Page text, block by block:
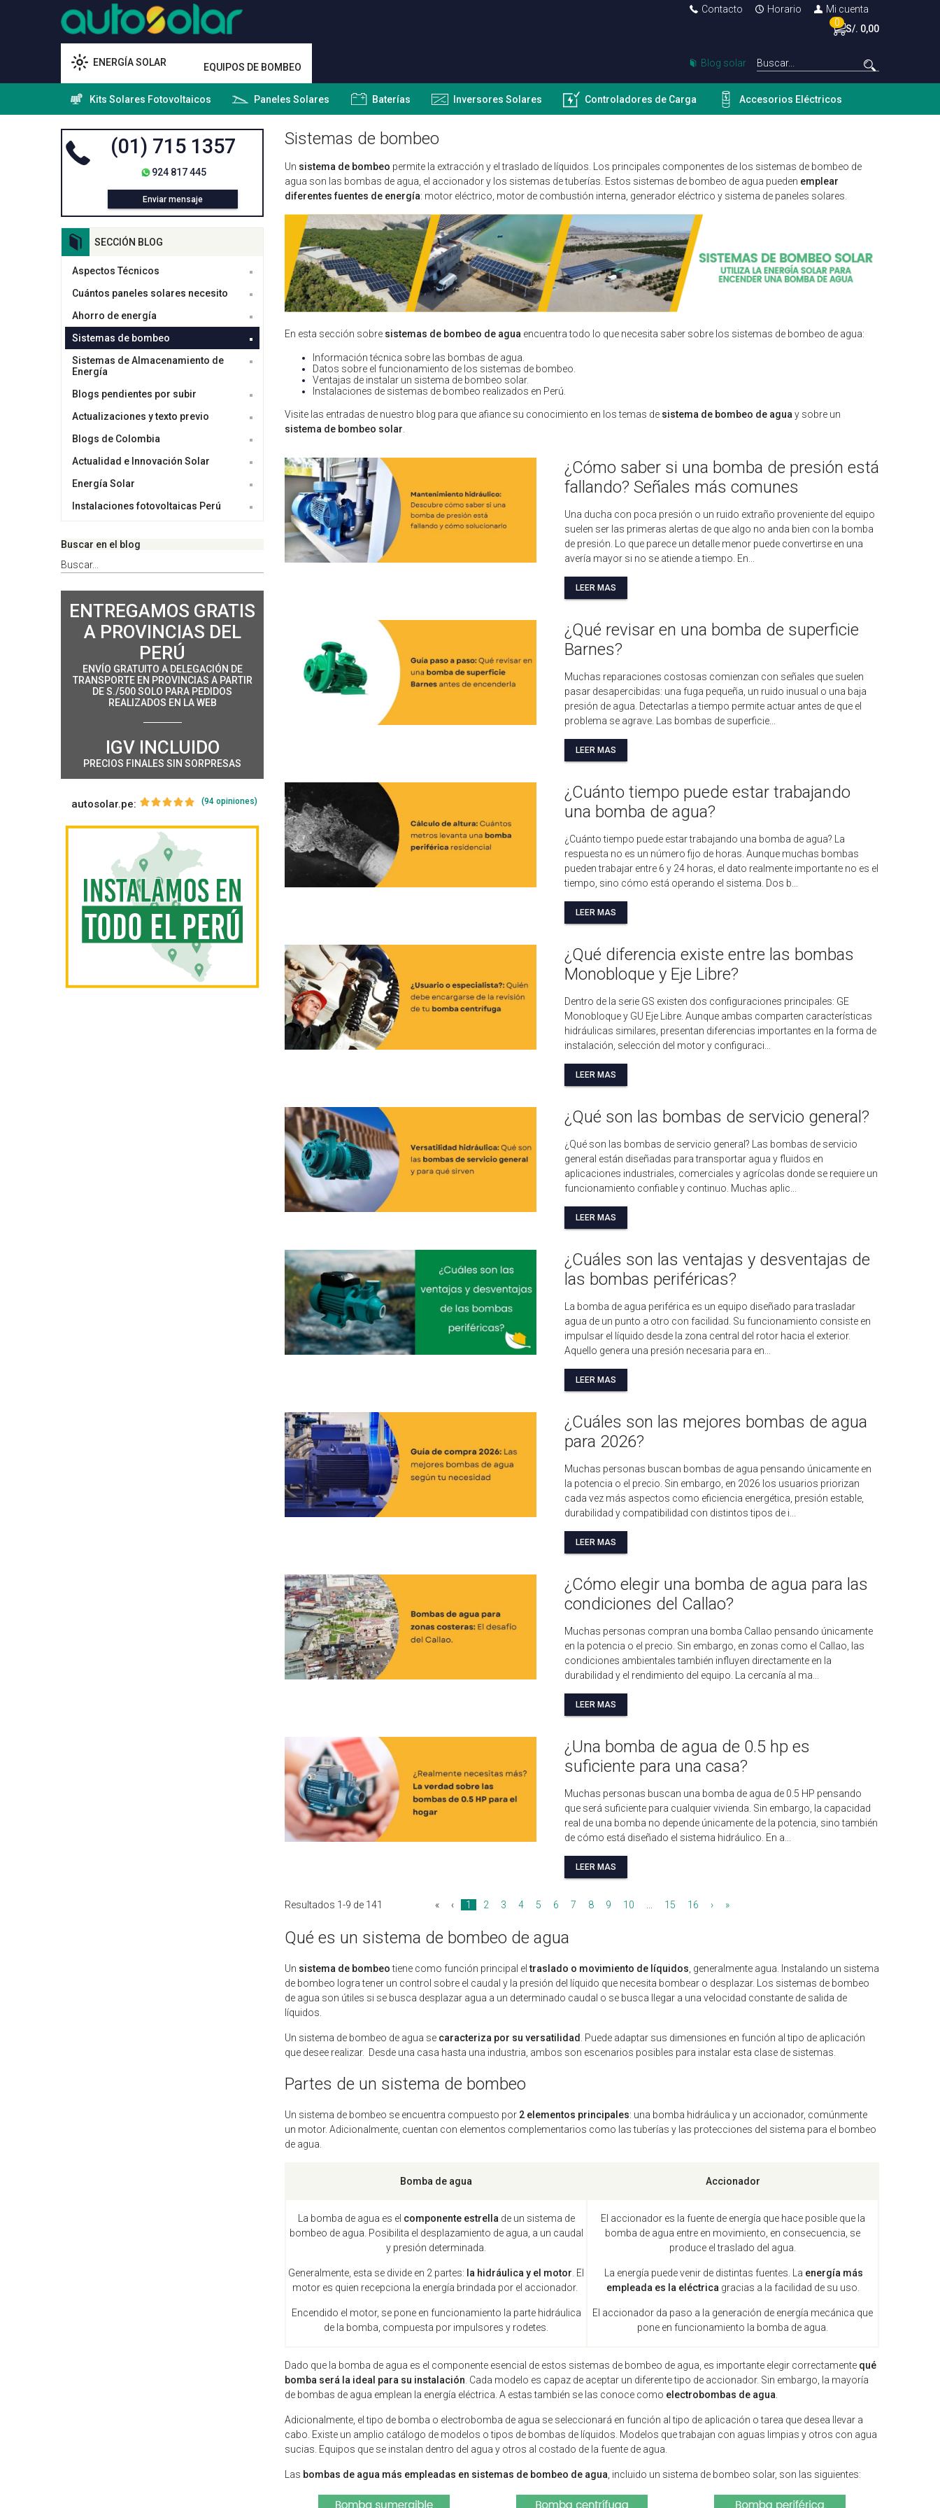
Contacto Horario
Mi cuenta
0
S/. 0,00
ENERGÍA SOLAR EQUIPOS DE BOMBEO Blog solar
Kits Solares Fotovoltaicos Paneles Solares Baterías Inversores Solares Controladores de Carga Accesorios Eléctricos
(01) 715 1357
924 817 445
Enviar mensaje
SECCIÓN BLOG
Aspectos Técnicos
Cuántos paneles solares necesito
Ahorro de energía
Sistemas de bombeo
Sistemas de Almacenamiento de
Energía
Blogs pendientes por subir
Actualizaciones y texto previo
Blogs de Colombia
Actualidad e Innovación Solar
Energía Solar
Instalaciones fotovoltaicas Perú
Buscar en el blog
ENTREGAMOS GRATIS
A PROVINCIAS DEL
PERÚ
ENVÍO GRATUITO A DELEGACIÓN DE
TRANSPORTE EN PROVINCIAS A PARTIR
DE S./500 SOLO PARA PEDIDOS
REALIZADOS EN LA WEB
IGV INCLUIDO
PRECIOS FINALES SIN SORPRESAS
autosolar.pe: (94 opiniones)
Sistemas de bombeo
Un sistema de bombeo permite la extracción y el traslado de líquidos. Los principales componentes de los sistemas de bombeo de
agua son las bombas de agua, el accionador y los sistemas de tuberías. Estos sistemas de bombeo de agua pueden emplear
diferentes fuentes de energía: motor eléctrico, motor de combustión interna, generador eléctrico y sistema de paneles solares.
En esta sección sobre sistemas de bombeo de agua encuentra todo lo que necesita saber sobre los sistemas de bombeo de agua:
Información técnica sobre las bombas de agua.
Datos sobre el funcionamiento de los sistemas de bombeo.
Ventajas de instalar un sistema de bombeo solar.
Instalaciones de sistemas de bombeo realizados en Perú.
Visite las entradas de nuestro blog para que afiance su conocimiento en los temas de sistema de bombeo de agua y sobre un
sistema de bombeo solar
¿Cómo saber si una bomba de presión está
fallando? Señales más comunes
Una ducha con poca presión o un ruido extraño proveniente del equipo
suelen ser las primeras alertas de que algo no anda bien con la bomba
de presión. Lo que parece un detalle menor puede convertirse en una
avería mayor si no se atiende a tiempo. En...
LEER MAS
¿Qué revisar en una bomba de superficie
Barnes?
Muchas reparaciones costosas comienzan con señales que suelen
pasar desapercibidas: una fuga pequeña, un ruido inusual o una baja
presión de agua. Detectarlas a tiempo permite actuar antes de que el
problema se agrave. Las bombas de superficie...
LEER MAS
¿Cuánto tiempo puede estar trabajando
una bomba de agua?
¿Cuánto tiempo puede estar trabajando una bomba de agua? La
respuesta no es un número fijo de horas. Aunque muchas bombas
pueden trabajar entre 6 y 24 horas, el dato realmente importante no es el
tiempo, sino cómo está operando el sistema. Dos b...
LEER MAS
¿Qué diferencia existe entre las bombas
Monobloque y Eje Libre?
Dentro de la serie GS existen dos configuraciones principales: GE
Monobloque y GU Eje Libre. Aunque ambas comparten características
hidráulicas similares, presentan diferencias importantes en la forma de
instalación, selección del motor y configuraci...
LEER MAS
¿Qué son las bombas de servicio general?
¿Qué son las bombas de servicio general? Las bombas de servicio
general están diseñadas para transportar agua y fluidos en
aplicaciones industriales, comerciales y agrícolas donde se requiere un
funcionamiento confiable y continuo. Muchas aplic...
LEER MAS
¿Cuáles son las ventajas y desventajas de
las bombas periféricas?
La bomba de agua periférica es un equipo diseñado para trasladar
agua de un punto a otro con facilidad. Su funcionamiento consiste en
impulsar el líquido desde la zona central del rotor hacia el exterior.
Aquello genera una presión necesaria para en...
LEER MAS
¿Cuáles son las mejores bombas de agua
para 2026?
Muchas personas buscan bombas de agua pensando únicamente en
la potencia o el precio. Sin embargo, en 2026 los usuarios priorizan
cada vez más aspectos como eficiencia energética, presión estable,
durabilidad y compatibilidad con distintos tipos de i...
LEER MAS
¿Cómo elegir una bomba de agua para las
condiciones del Callao?
Muchas personas compran una bomba Callao pensando únicamente
en la potencia o el precio. Sin embargo, en zonas como el Callao, las
condiciones ambientales también influyen directamente en la
durabilidad y el rendimiento del equipo. La cercanía al ma...
LEER MAS
¿Una bomba de agua de 0.5 hp es
suficiente para una casa?
Muchas personas buscan una bomba de agua de 0.5 HP pensando
que será suficiente para cualquier vivienda. Sin embargo, la capacidad
real de una bomba no depende únicamente de la potencia, sino también
de cómo está diseñado el sistema hidráulico. En a...
LEER MAS
Resultados 1-9 de 141 « ‹ 1 2 3 4 5 6 7 8 9 10 15 16 › »
Qué es un sistema de bombeo de agua
Un sistema de bombeotiene como función principal eltraslado o movimiento de líquidos , generalmente agua. Instalando un sistema
de bombeo logra tener un control sobre el caudal y la presión del líquido que necesita bombear o desplazar. Los sistemas de bombeo
de agua son útiles si se busca desplazar agua a un determinado caudal o se busca llegar a una velocidad constante de salida de
líquidos.
Un sistema de bombeo de agua se caracteriza por su versatilidad
. Puede adaptar sus dimensiones en función al tipo de aplicación
que desee realizar. Desde una casa hasta una industria, ambos son escenarios posibles para instalar esta clase de sistemas.
Partes de un sistema de bombeo
Un sistema de bombeo se encuentra compuesto por 2 elementos principales: una bomba hidráulica y un accionador, comúnmente
un motor. Adicionalmente, cuentan con elementos complementarios como las tuberías y las protecciones del sistema para el bombeo
de agua.
Bomba de agua Accionador
La bomba de agua es el componente estrella de un sistema de
bombeo de agua. Posibilita el desplazamiento de agua, a un caudal
y presión determinada.
Generalmente, esta se divide en 2 partes: la hidráulica y el motor . El
motor es quien recepciona la energía brindada por el accionador.
Encendido el motor, se pone en funcionamiento la parte hidráulica
de la bomba, compuesta por impulsores y rodetes.
El accionador es la fuente de energía que hace posible que la
bomba de agua entre en movimiento, en consecuencia, se
produce el traslado del agua.
La energía puede venir de distintas fuentes. La energía más
empleada es la eléctrica gracias a la facilidad de su uso.
El accionador da paso a la generación de energía mecánica que
pone en funcionamiento la bomba de agua.
Dado que la bomba de agua es el componente esencial de estos sistemas de bombeo de agua, es importante elegir correctamente qué
bomba será la ideal para su instalación . Cada modelo es capaz de aceptar un diferente tipo de accionador. Sin embargo, la mayoría
de bombas de agua emplean la energía eléctrica. A estas también se las conoce como electrobombas de agua
Adicionalmente, el tipo de bomba o electrobomba de agua se seleccionará en función al tipo de aplicación o tarea que desea llevar a
cabo. Existe un amplio catálogo de modelos o tipos de bombas de líquidos. Modelos que trabajan con aguas limpias y otros con agua
sucias. Equipos que se instalan dentro del agua y otros al costado de la fuente de agua.
Las bombas de agua más empleadas en sistemas de bombeo de agua , incluido un sistema de bombeo solar, son las siguientes: